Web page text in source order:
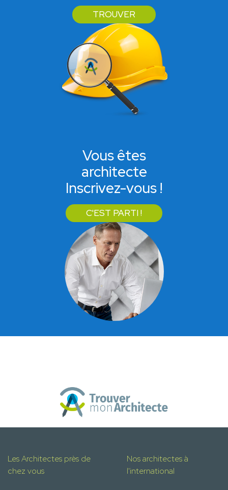
TROUVER
Vous êtes
architecte
Inscrivez-vous !
C'EST PARTI !
Les Architectes près de
chez vous
Nos architectes à
l'international